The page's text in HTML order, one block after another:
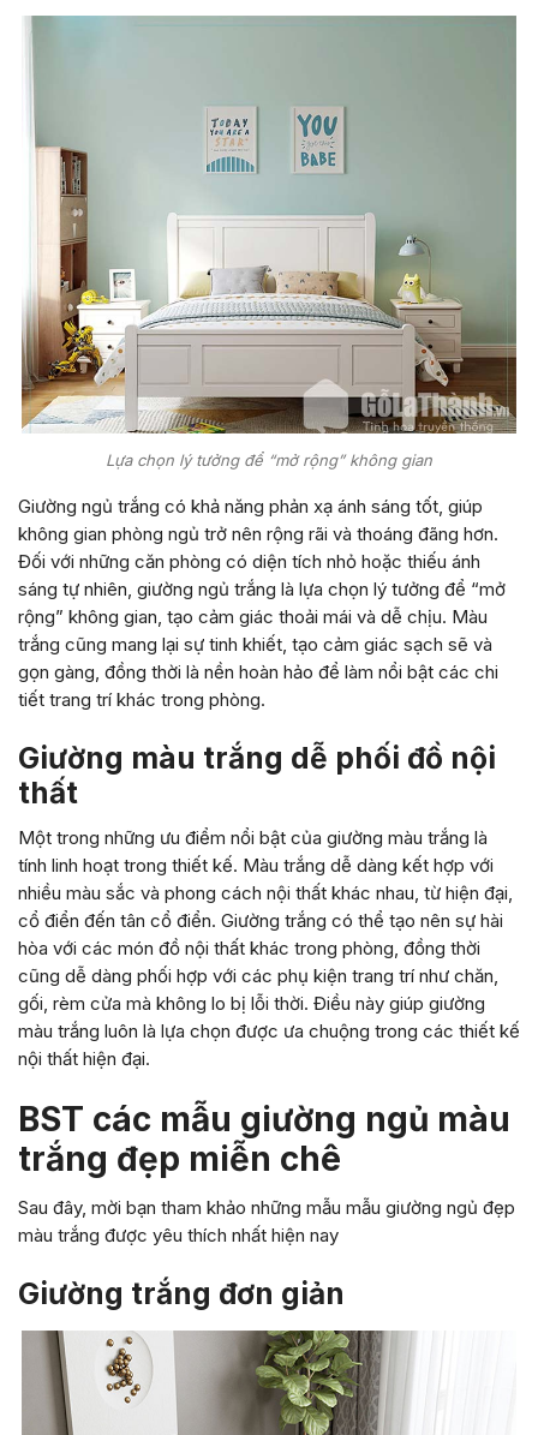
Lựa chọn lý tưởng để “mở rộng” không gian
Giường ngủ trắng có khả năng phản xạ ánh sáng tốt, giúp
không gian phòng ngủ trở nên rộng rãi và thoáng đãng hơn.
Đối với những căn phòng có diện tích nhỏ hoặc thiếu ánh
sáng tự nhiên, giường ngủ trắng là lựa chọn lý tưởng để “mở
rộng” không gian, tạo cảm giác thoải mái và dễ chịu. Màu
trắng cũng mang lại sự tinh khiết, tạo cảm giác sạch sẽ và
gọn gàng, đồng thời là nền hoàn hảo để làm nổi bật các chi
tiết trang trí khác trong phòng.
Giường màu trắng dễ phối đồ nội
thất
Một trong những ưu điểm nổi bật của giường màu trắng là
tính linh hoạt trong thiết kế. Màu trắng dễ dàng kết hợp với
nhiều màu sắc và phong cách nội thất khác nhau, từ hiện đại,
cổ điển đến tân cổ điển. Giường trắng có thể tạo nên sự hài
hòa với các món đồ nội thất khác trong phòng, đồng thời
cũng dễ dàng phối hợp với các phụ kiện trang trí như chăn,
gối, rèm cửa mà không lo bị lỗi thời. Điều này giúp giường
màu trắng luôn là lựa chọn được ưa chuộng trong các thiết kế
nội thất hiện đại.
BST các mẫu giường ngủ màu
trắng đẹp miễn chê
Sau đây, mời bạn tham khảo những mẫu mẫu giường ngủ đẹp
màu trắng được yêu thích nhất hiện nay
Giường trắng đơn giản